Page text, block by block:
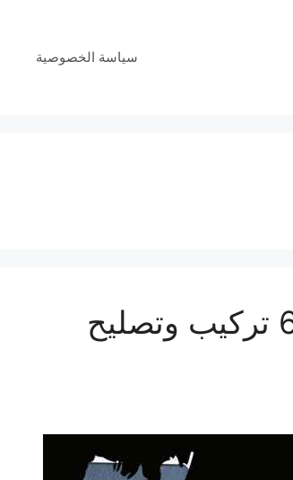
سياسة الخصوصية
فني انتركم النزهة 66428585 تركيب وتصليح